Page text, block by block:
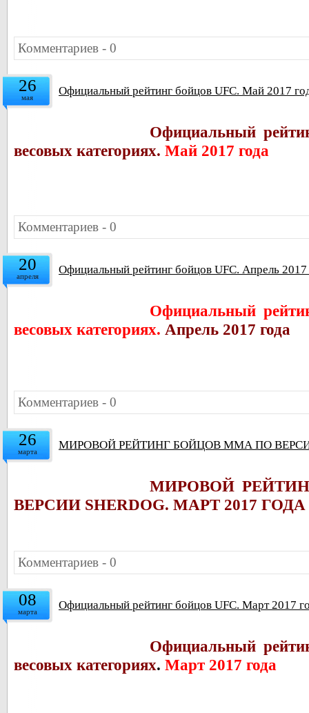
Комментариев - 0
26
мая Официальный рейтинг бойцов UFC. Май 2017
Официальный
весовых категориях. Май 2017 года
Комментариев - 0
20
апреля Официальный рейтинг бойцов UFC. Апрель 2017
Официальный
весовых категориях. Апрель 2017 года
Комментариев - 0
26
марта МИРОВОЙ РЕЙТИНГ БОЙЦОВ ММА ПО ВЕРСИИ
МИРОВОЙ
ВЕРСИИ SHERDOG. МАРТ 2017 ГОДА
Комментариев - 0
08
марта Официальный рейтинг бойцов UFC. Март 2017
Официальный
весовых категориях. Март 2017 года